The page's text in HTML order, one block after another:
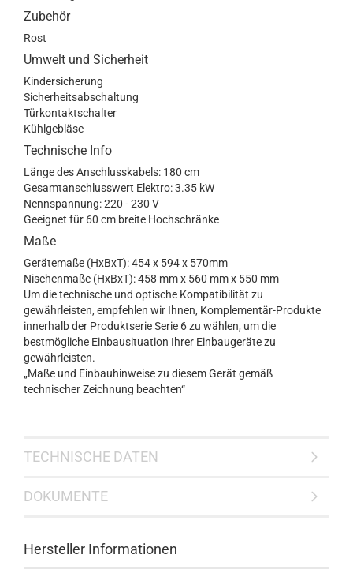
Zubehör
Rost
Umwelt und Sicherheit
Kindersicherung
Sicherheitsabschaltung
Türkontaktschalter
Kühlgebläse
Technische Info
Länge des Anschlusskabels: 180 cm
Gesamtanschlusswert Elektro: 3.35 kW
Nennspannung: 220 - 230 V
Geeignet für 60 cm breite Hochschränke
Maße
Gerätemaße (HxBxT): 454 x 594 x 570mm
Nischenmaße (HxBxT): 458 mm x 560 mm x 550 mm
Um die technische und optische Kompatibilität zu
gewährleisten, empfehlen wir Ihnen, Komplementär-Produkte
innerhalb der Produktserie Serie 6 zu wählen, um die
bestmögliche Einbausituation Ihrer Einbaugeräte zu
gewährleisten.
„Maße und Einbauhinweise zu diesem Gerät gemäß
technischer Zeichnung beachten“
TECHNISCHE DATEN
DOKUMENTE
Hersteller Informationen